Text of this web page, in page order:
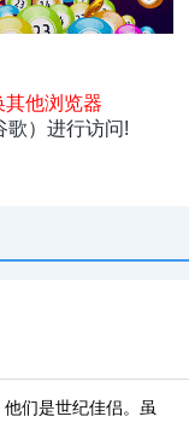
本地
们是世纪佳侣。虽